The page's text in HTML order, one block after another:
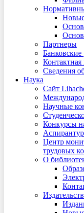
Партнеры
Сведения
Наука
Сайт
Научные
Конкурсы
Центр
трудовых
О